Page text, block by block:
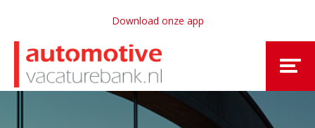
Download onze app